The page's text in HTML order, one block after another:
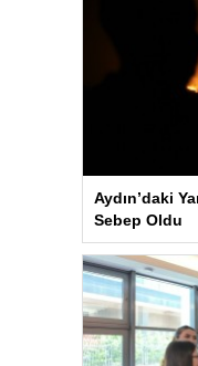
Aydın’daki
Sebep Oldu